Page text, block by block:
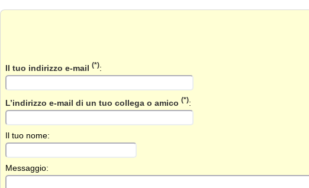
Il tuo indirizzo e-mail (*):
L’indirizzo e-mail di un tuo collega o amico (*):
Il tuo nome:
Messaggio: